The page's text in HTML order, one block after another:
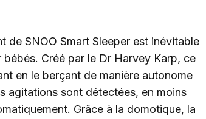
de SNOO Smart Sleeper est inévitable
Créé par le Dr Harvey Karp, ce
en le berçant de manière autonome
agitations sont détectées, en moins
Grâce à la domotique, la